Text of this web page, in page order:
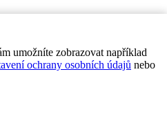
umožníte zobrazovat například
ochrany osobních údajů nebo